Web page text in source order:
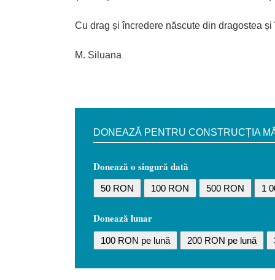
Cu drag și încredere născute din dragostea
M. Siluana
DONEAZĂ PENTRU CONSTRUCȚIA
Donează o singură dată
50 RON 100 RON 500 RON 1
Donează lunar
100 RON pe lună 200 RON pe lună